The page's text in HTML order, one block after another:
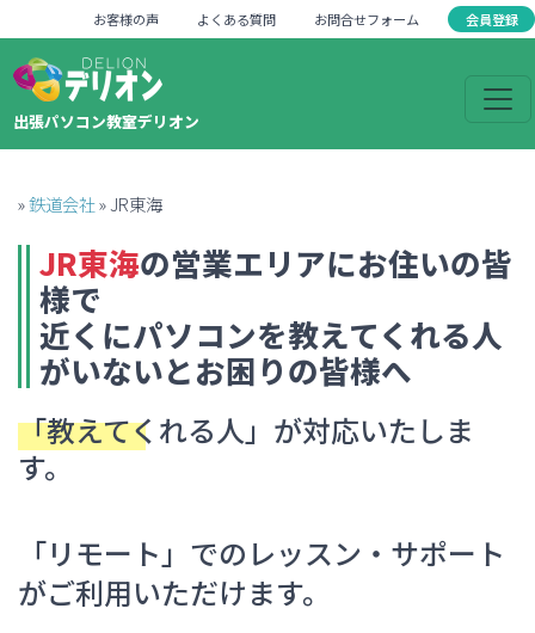
お客様の声 よくある質問 お問合せフォーム 会員登録
出張パソコン教室デリオン
»鉄道会社»JR東海
JR東海の営業エリアにお住いの皆
様で
近くにパソコンを教えてくれる人
がいないとお困りの皆様へ
「教えてくれる人」 が対応いたしま
す。
「リモート」でのレッスン・サポート
がご利用いただけます。